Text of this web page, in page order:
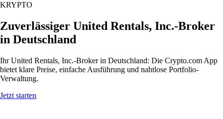
KRYPTO
Zuverlässiger United Rentals, Inc.-Broker
in Deutschland
Ihr United Rentals, Inc.-Broker in Deutschland: Die Crypto.com App
bietet klare Preise, einfache Ausführung und nahtlose Portfolio-
Verwaltung.
Jetzt starten